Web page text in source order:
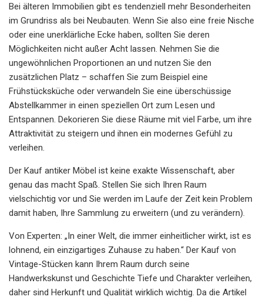
Bei älteren Immobilien gibt es tendenziell mehr Besonderheiten
im Grundriss als bei Neubauten. Wenn Sie also eine freie Nische
oder eine unerklärliche Ecke haben, sollten Sie deren
Möglichkeiten nicht außer Acht lassen. Nehmen Sie die
ungewöhnlichen Proportionen an und nutzen Sie den
zusätzlichen Platz – schaffen Sie zum Beispiel eine
Frühstücksküche oder verwandeln Sie eine überschüssige
Abstellkammer in einen speziellen Ort zum Lesen und
Entspannen. Dekorieren Sie diese Räume mit viel Farbe, um ihre
Attraktivität zu steigern und ihnen ein modernes Gefühl zu
verleihen.
Der Kauf antiker Möbel ist keine exakte Wissenschaft, aber
genau das macht Spaß. Stellen Sie sich Ihren Raum
vielschichtig vor und Sie werden im Laufe der Zeit kein Problem
damit haben, Ihre Sammlung zu erweitern (und zu verändern).
Von Experten: „In einer Welt, die immer einheitlicher wirkt, ist es
lohnend, ein einzigartiges Zuhause zu haben.“ Der Kauf von
Vintage-Stücken kann Ihrem Raum durch seine
Handwerkskunst und Geschichte Tiefe und Charakter verleihen,
daher sind Herkunft und Qualität wirklich wichtig. Da die Artikel